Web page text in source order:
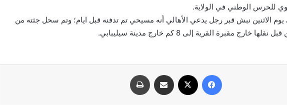
للحرس الوطني في الولاية.
الاثنين نبش قبر رجل يدعي الأهالي أنه مسيحي تم تدفنه قبل ايام؛ وتم سحل جثته من
مقبرة القرية إلى 8 كم خارج مدينة سيليبابي.
فيسبوك مشاركة عبر البريد